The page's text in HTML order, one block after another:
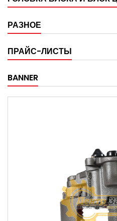
РАЗНОЕ
ПРАЙС-ЛИСТЫ
BANNER